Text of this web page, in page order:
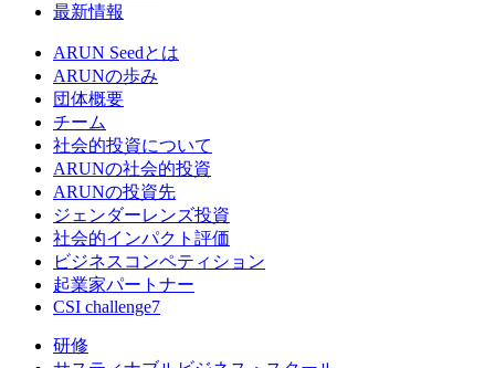
最新情報
ARUN Seedとは
ARUNの歩み
団体概要
チーム
社会的投資について
ARUNの社会的投資
ARUNの投資先
ジェンダーレンズ投資
社会的インパクト評価
ビジネスコンペティション
起業家パートナー
CSI challenge7
研修